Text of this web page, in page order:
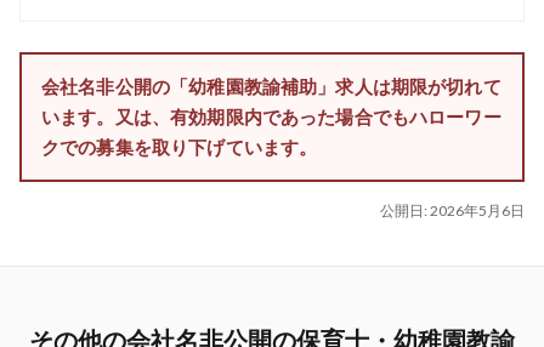
会社名非公開の「幼稚園教諭補助」求人は期限が切れて
います。又は、有効期限内であった場合でもハローワー
クでの募集を取り下げています。
公開日: 2026年5月6日
その他の会社名非公開の保育士・幼稚園教諭